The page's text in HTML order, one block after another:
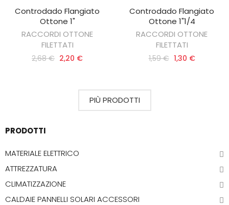
AGGIUNGI AL CARRELLO
Controdado Flangiato
Ottone 1"
RACCORDI OTTONE
FILETTATI
2,68 € 2,20 €
AGGIUNGI AL CARRELLO
Controdado Flangiato
Ottone 1"1/4
RACCORDI OTTONE
FILETTATI
1,59 € 1,30 €
PIÙ PRODOTTI
PRODOTTI
MATERIALE ELETTRICO
ATTREZZATURA
CLIMATIZZAZIONE
CALDAIE PANNELLI SOLARI ACCESSORI